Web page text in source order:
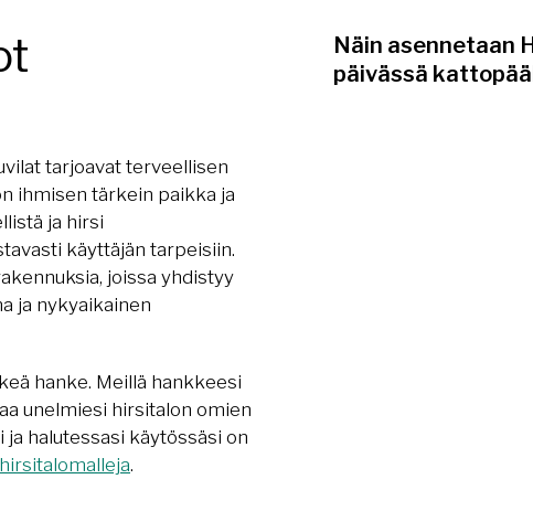
tarjoavat terveellisen
ihmisen tärkein paikka ja
ja hirsi
käyttäjän tarpeisiin.
joissa yhdistyy
ja nykyaikainen
hanke. Meillä hankkeesi
unelmiesi hirsitalon omien
halutessasi käytössäsi on
hirsitalomalleja.
Näin asennetaan
päivässä